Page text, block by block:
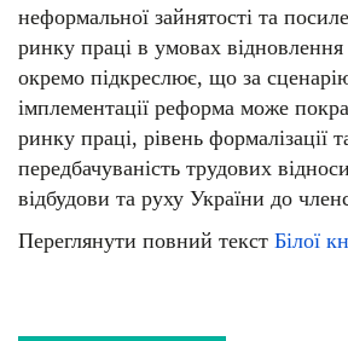
неформальної зайнятості та
ринку праці в умовах відновлення
окремо підкреслює, що за
імплементації реформа може
ринку праці, рівень формалізації
передбачуваність трудових
відбудови та руху України до
Переглянути повний текст Білої